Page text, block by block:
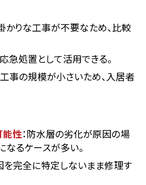
かりな工事が不要なため、比較
急処置として活用できる。
工事の規模が小さいため、入居者
能性：防水層の劣化が原因の場
るケースが多い。
を完全に特定しないまま修理す